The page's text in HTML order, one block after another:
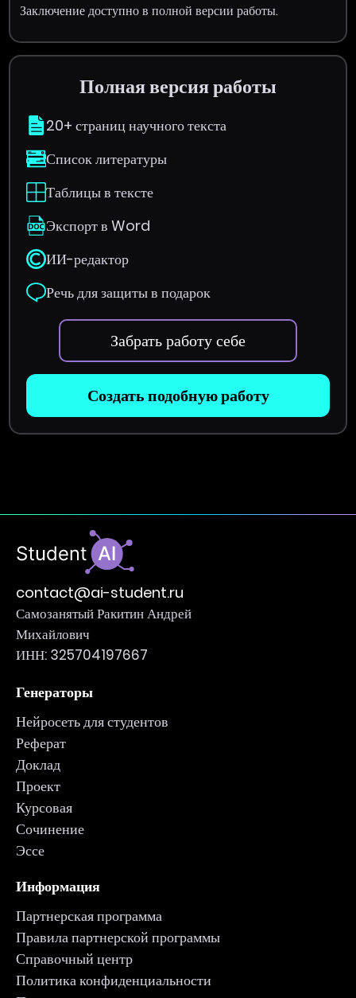
Заключение доступно в полной версии работы.
Полная версия работы
20+ страниц научного текста
Список литературы
Таблицы в тексте
Экспорт в Word
ИИ-редактор
Речь для защиты в подарок
Забрать работу себе
Создать подобную работу
contact@ai-student.ru
Самозанятый Ракитин Андрей
Михайлович
ИНН: 325704197667
Генераторы
Нейросеть для студентов
Реферат
Доклад
Проект
Курсовая
Сочинение
Эссе
Информация
Партнерская программа
Правила партнерской программы
Справочный центр
Политика конфиденциальности